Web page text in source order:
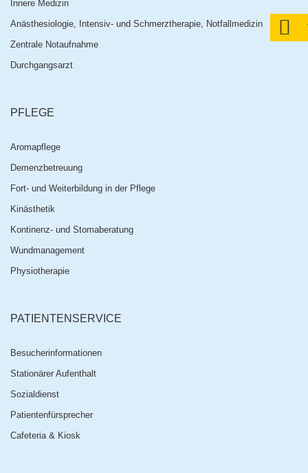
Innere Medizin
Anästhesiologie, Intensiv- und Schmerztherapie, Notfallmedizin
Zentrale Notaufnahme
Durchgangsarzt
PFLEGE
Aromapflege
Demenzbetreuung
Fort- und Weiterbildung in der Pflege
Kinästhetik
Kontinenz- und Stomaberatung
Wundmanagement
Physiotherapie
PATIENTENSERVICE
Besucherinformationen
Stationärer Aufenthalt
Sozialdienst
Patientenfürsprecher
Cafeteria & Kiosk